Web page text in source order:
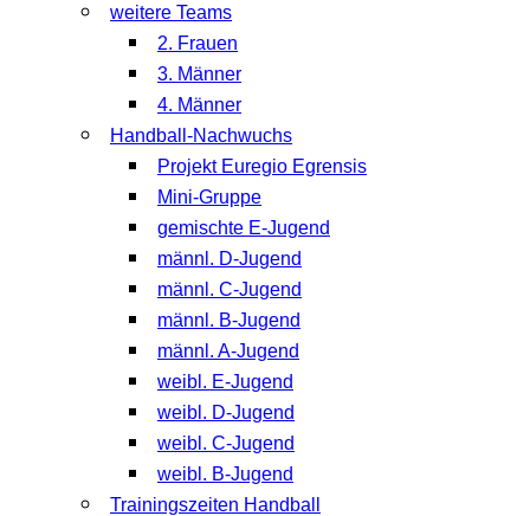
weitere Teams
2. Frauen
3. Männer
4. Männer
Handball-Nachwuchs
Projekt Euregio Egrensis
Mini-Gruppe
gemischte E-Jugend
männl. D-Jugend
männl. C-Jugend
männl. B-Jugend
männl. A-Jugend
weibl. E-Jugend
weibl. D-Jugend
weibl. C-Jugend
weibl. B-Jugend
Trainingszeiten Handball